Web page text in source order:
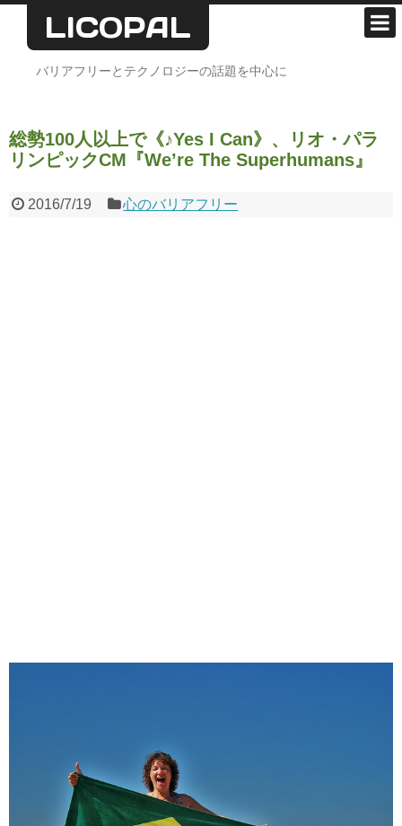
LICOPAL
バリアフリーとテクノロジーの話題を中心に
総勢100人以上で《♪Yes I Can》、リオ・パラ
リンピックCM『We’re The Superhumans』
2016/7/19 心のバリアフリー
デザイン